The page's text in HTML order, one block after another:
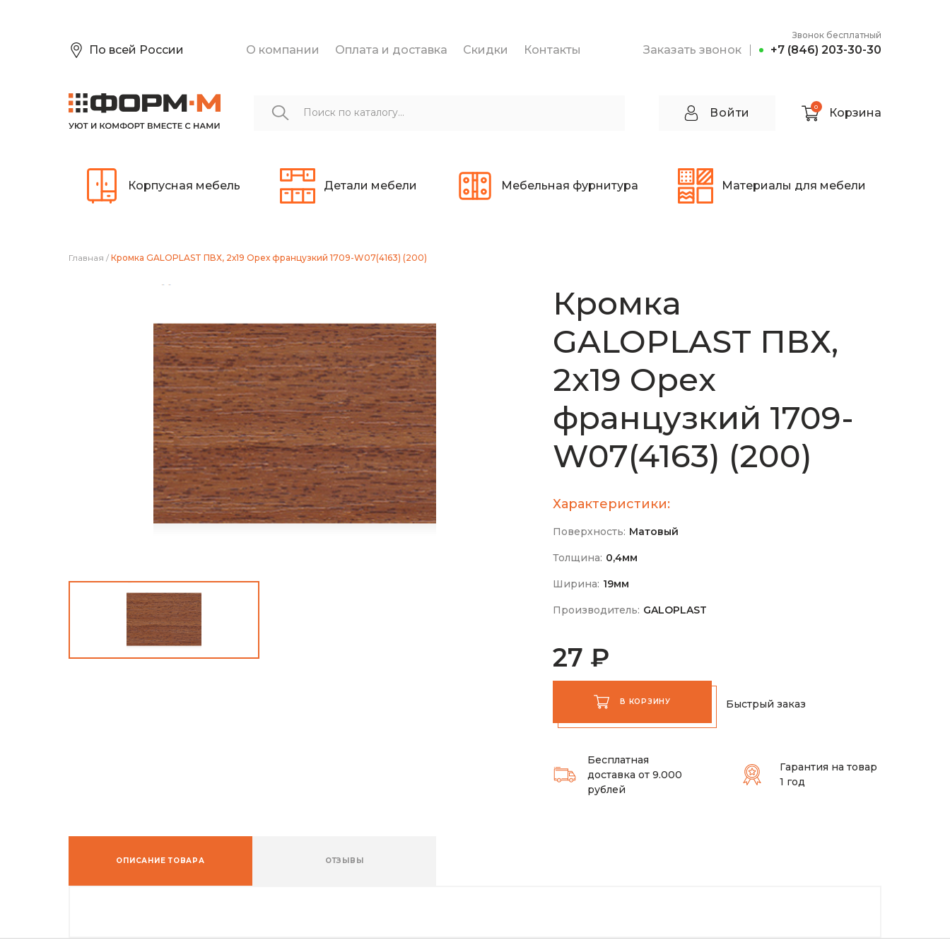
По всей России О компании Оплата и доставка Скидки Контакты Заказать звонок
Звонок бесплатный
+7 (846) 203-30-30
Войти 0 Корзина
Корпусная мебель Детали мебели Мебельная фурнитура Материалы для мебели
Главная / Кромка GALOPLAST ПВХ, 2х19 Орех французкий 1709-W07(4163) (200)
Кромка
GALOPLAST ПВХ,
2х19 Орех
французкий 1709-
W07(4163) (200)
Характеристики:
Поверхность: Матовый
Толщина: 0,4мм
Ширина: 19мм
Производитель: GALOPLAST
27 ₽
В КОРЗИНУ Быстрый заказ
Бесплатная
доставка от 9.000
рублей
Гарантия на товар
1 год
ОПИСАНИЕ ТОВАРА ОТЗЫВЫ